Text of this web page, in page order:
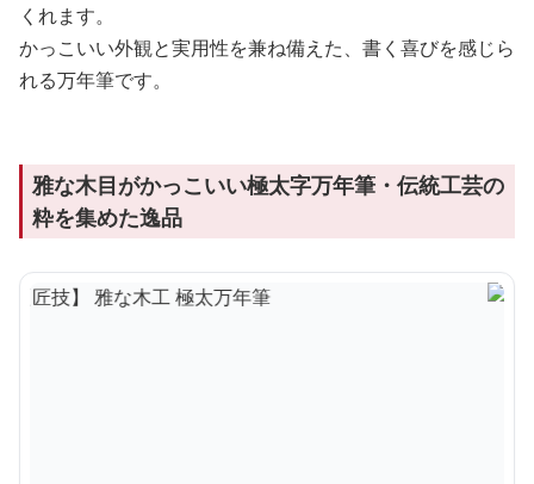
くれます。
かっこいい外観と実用性を兼ね備えた、書く喜びを感じら
れる万年筆です。
雅な木目がかっこいい極太字万年筆・伝統工芸の
粋を集めた逸品